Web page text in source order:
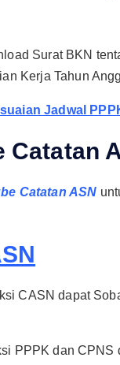
Surat BKN
Kerja Tahun
Jadwal
Catatan
Catatan ASN
CASN dapat
PPPK dan CPNS